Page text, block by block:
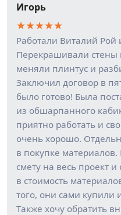
Игорь
★★★★★
Работали Виталий Рой
Перекрашивали
меняли плинтус и
Заключил договор в
было готово! Была
из обшарпанного
приятно работать и
очень хорошо.
в покупке
смету на весь проект
в стоимость
того, они сами купили
Также хочу обратить